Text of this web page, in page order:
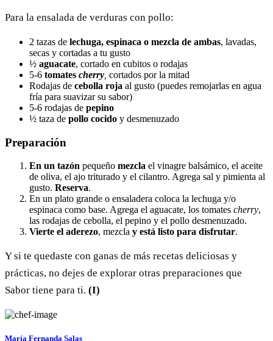
Para la ensalada de verduras con pollo:
2 tazas de lechuga, espinaca o mezcla de ambas, lavadas,
secas y cortadas a tu gusto
½ aguacate, cortado en cubitos o rodajas
5-6 tomates cherry cortados por la mitad
Rodajas de cebolla roja al gusto (puedes remojarlas en agua
fría para suavizar su sabor)
5-6 rodajas de pepino
½ taza de pollo cocido y desmenuzado
Preparación
En un tazón pequeño mezcla el vinagre balsámico, el aceite
de oliva, el ajo triturado y el cilantro. Agrega sal y pimienta al
gusto. Reserva.
En un plato grande o ensaladera coloca la lechuga y/o
espinaca como base. Agrega el aguacate, los tomates cherry,
las rodajas de cebolla, el pepino y el pollo desmenuzado.
Vierte el aderezo, mezcla y está listo para disfrutar.
Y si te quedaste con ganas de más recetas deliciosas y
prácticas, no dejes de explorar otras preparaciones que
Sabor tiene para ti. (I)
María Fernanda Salas